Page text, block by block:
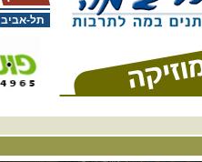
תל-אביב